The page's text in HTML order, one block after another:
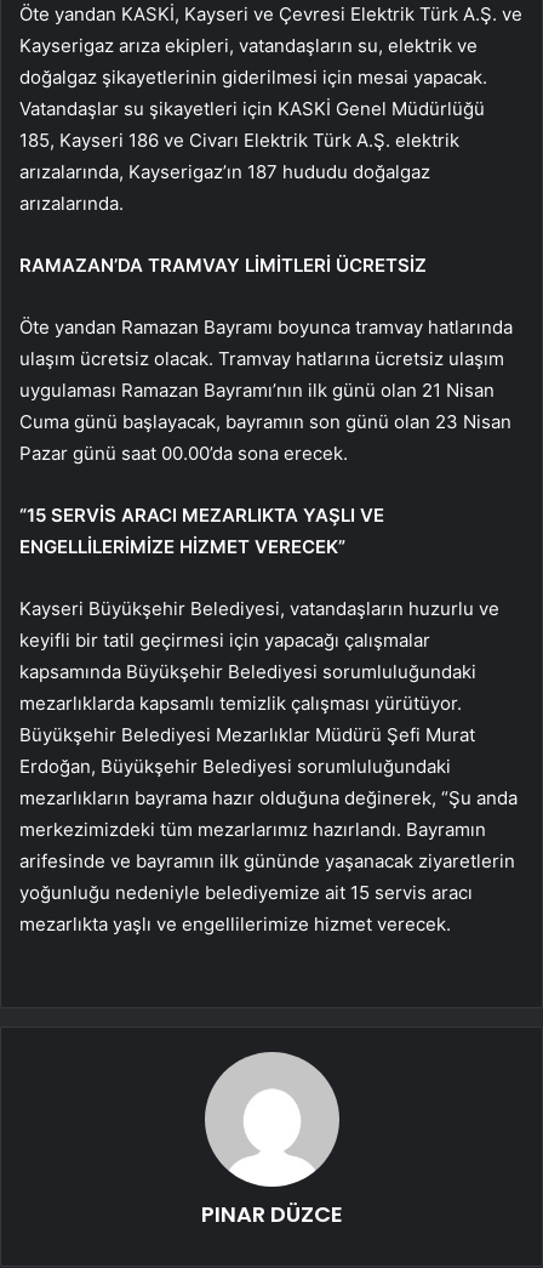
Öte yandan KASKİ, Kayseri ve Çevresi Elektrik Türk A.Ş. ve
Kayserigaz arıza ekipleri, vatandaşların su, elektrik ve
doğalgaz şikayetlerinin giderilmesi için mesai yapacak.
Vatandaşlar su şikayetleri için KASKİ Genel Müdürlüğü
185, Kayseri 186 ve Civarı Elektrik Türk A.Ş. elektrik
arızalarında, Kayserigaz’ın 187 hududu doğalgaz
arızalarında.
RAMAZAN’DA TRAMVAY LİMİTLERİ ÜCRETSİZ
Öte yandan Ramazan Bayramı boyunca tramvay hatlarında
ulaşım ücretsiz olacak. Tramvay hatlarına ücretsiz ulaşım
uygulaması Ramazan Bayramı’nın ilk günü olan 21 Nisan
Cuma günü başlayacak, bayramın son günü olan 23 Nisan
Pazar günü saat 00.00’da sona erecek.
“15 SERVİS ARACI MEZARLIKTA YAŞLI VE
ENGELLİLERİMİZE HİZMET VERECEK”
Kayseri Büyükşehir Belediyesi, vatandaşların huzurlu ve
keyifli bir tatil geçirmesi için yapacağı çalışmalar
kapsamında Büyükşehir Belediyesi sorumluluğundaki
mezarlıklarda kapsamlı temizlik çalışması yürütüyor.
Büyükşehir Belediyesi Mezarlıklar Müdürü Şefi Murat
Erdoğan, Büyükşehir Belediyesi sorumluluğundaki
mezarlıkların bayrama hazır olduğuna değinerek, “Şu anda
merkezimizdeki tüm mezarlarımız hazırlandı. Bayramın
arifesinde ve bayramın ilk gününde yaşanacak ziyaretlerin
yoğunluğu nedeniyle belediyemize ait 15 servis aracı
mezarlıkta yaşlı ve engellilerimize hizmet verecek.
PINAR DÜZCE